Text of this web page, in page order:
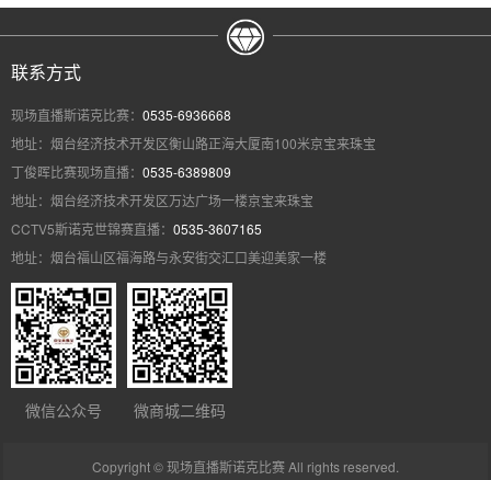
联系方式
现场直播斯诺克比赛： 0535-6936668
地址：烟台经济技术开发区衡山路正海大厦南100米京宝来珠宝
丁俊晖比赛现场直播： 0535-6389809
地址：烟台经济技术开发区万达广场一楼京宝来珠宝
CCTV5斯诺克世锦赛直播： 0535-3607165
地址：烟台福山区福海路与永安街交汇口美迎美家一楼
微信公众号 微商城二维码
Copyright © 现场直播斯诺克比赛 All rights reserved.